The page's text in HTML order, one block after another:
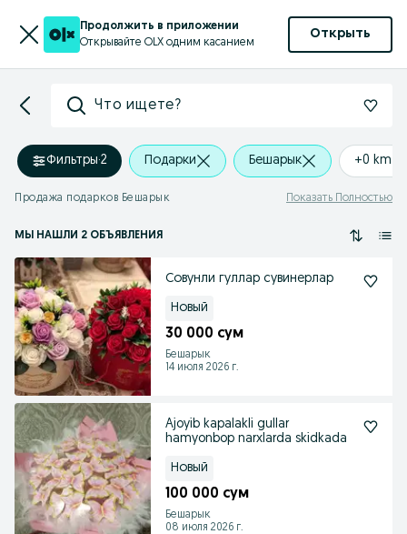
Продолжить в приложении
Открывайте OLX одним касанием
Открыть
Что ищете?
Фильтры·2 Подарки Бешарык +0 km
Продажа подарков Бешарык Показать Полностью
МЫ НАШЛИ 2 ОБЪЯВЛЕНИЯ
Совунли гуллар сувинерлар
Новый
30 000 сум
Бешарык
14 июля 2026 г.
Ajoyib kapalakli gullar
hamyonbop narxlarda skidkada
Новый
100 000 сум
Бешарык
08 июля 2026 г.